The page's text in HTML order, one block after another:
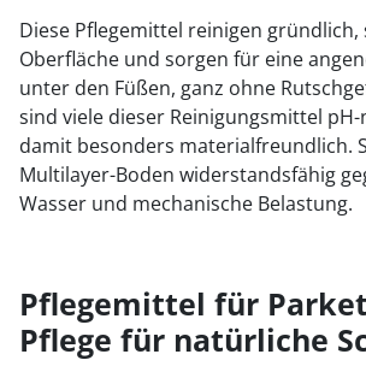
Diese Pflegemittel reinigen gründlich,
Oberfläche und sorgen für eine
unter den Füßen, ganz ohne
sind viele dieser Reinigungsmittel
damit besonders materialfreundlich.
Multilayer-Boden widerstandsfähig
Wasser und mechanische Belastung.
Pflegemittel für
Pflege für natürliche